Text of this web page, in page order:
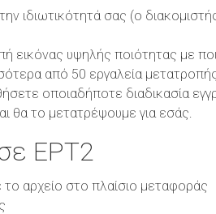
ιδιωτικότητά σας (ο
υψηλής ποιότητας με
από 50 εργαλεία
οποιαδήποτε διαδικασία
θα το μετατρέψουμε για εσάς.
EPT2
αρχείο στο πλαίσιο μεταφοράς